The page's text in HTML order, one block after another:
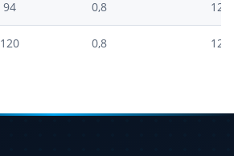
94 0,8 12
120 0,8 12